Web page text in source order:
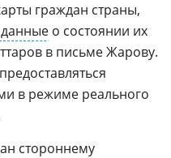
граждан страны,
о состоянии их
в письме Жарову.
в режиме реального
стороннему